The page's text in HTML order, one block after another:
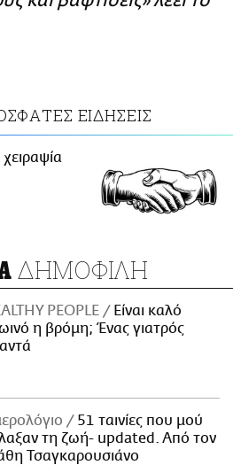
ΕΙΔΗΣΕΙΣ
ΔΗΜΟΦΙΛΗ
PEOPLE
Είναι καλό
η βρόμη; Ένας γιατρός
51 ταινίες που μού
τη ζωή- updated. Aπό τον
Τσαγκαρουσιάνο